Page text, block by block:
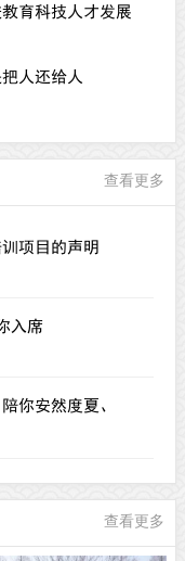
育科技人才发展
人还给人
查看更多
项目的声明
入席
你安然度夏、
查看更多